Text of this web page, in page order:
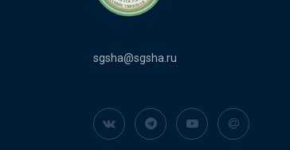
sgsha@sgsha.ru